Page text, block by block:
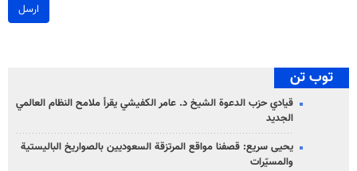
ارسل
توب تن
قيادي حزب الدعوة الشيخ د. عامر الكفيشي يقرأ ملامح النظام العالمي
الجديد
يحيى سريع: قصفنا مواقع المرتزقة السعوديين بالصواريخ الباليستية
والمسيّرات